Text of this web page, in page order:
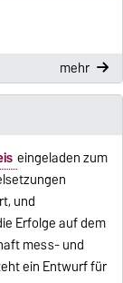
mehr
eingeladen zum
und
Erfolge auf dem
mess- und
ein Entwurf für